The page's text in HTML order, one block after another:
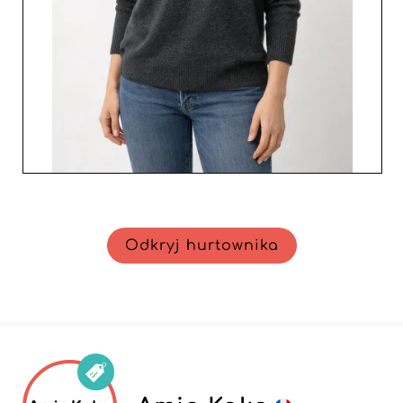
Odkryj hurtownika